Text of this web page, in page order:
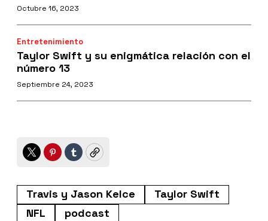
Octubre 16, 2023
Entretenimiento
Taylor Swift y su enigmática relación con el
número 13
Septiembre 24, 2023
TwitterPinterest
TumblrCopy
Travis y Jason Kelce
Taylor Swift
NFL
podcast